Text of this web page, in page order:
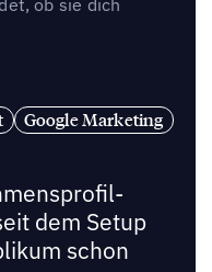
ob sie dich
Google Marketing
dem Setup
schon